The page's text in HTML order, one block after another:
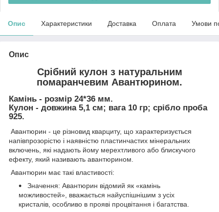
Опис Характеристики Доставка Оплата Умови
Опис
Срібний кулон з натуральним
помаранчевим Авантюрином.
Камінь - розмір 24*36 мм.
Кулон - довжина 5,1 см; вага 10 гр; срібло проба
925.
Авантюрин - це різновид кварциту, що характеризується
напівпрозорістю і наявністю пластинчастих мінеральних
включень, які надають йому мерехтливого або блискучого
ефекту, який називають авантюрином.
Авантюрин має такі властивості:
Значення: Авантюрин відомий як «камінь
можливостей», вважається найуспішнішим з усіх
кристалів, особливо в прояві процвітання і багатства.